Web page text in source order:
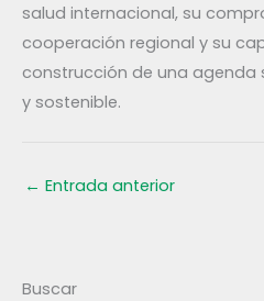
salud internacional, su
cooperación regional y su
construcción de una agenda
y sostenible.
← Entrada anterior
Buscar